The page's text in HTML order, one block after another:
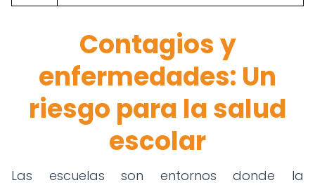
Contagios y
enfermedades: Un
riesgo para la salud
escolar
Las escuelas son entornos donde la